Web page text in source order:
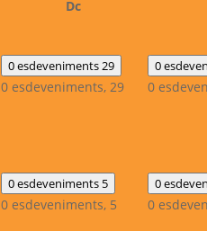
DcDimecres
0 esdeveniments29
0 esdeveniments, 29
0
0
0 esdeveniments 5
0 esdeveniments, 5
0
0